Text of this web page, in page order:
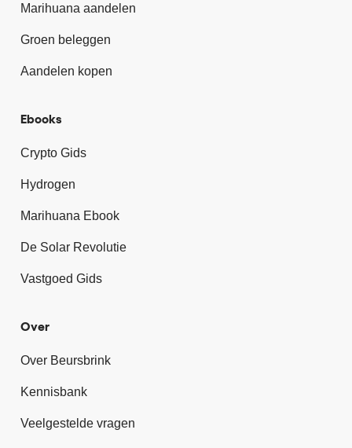
Marihuana aandelen
Groen beleggen
Aandelen kopen
Ebooks
Crypto Gids
Hydrogen
Marihuana Ebook
De Solar Revolutie
Vastgoed Gids
Over
Over Beursbrink
Kennisbank
Veelgestelde vragen